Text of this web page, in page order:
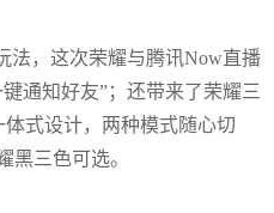
法，这次荣耀与腾讯Now直播
通知好友”；还带来了荣耀三
式设计，两种模式随心切
黑三色可选。